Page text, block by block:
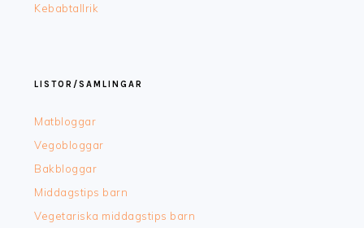
Kebabtallrik
LISTOR/SAMLINGAR
Matbloggar
Vegobloggar
Bakbloggar
Middagstips barn
Vegetariska middagstips barn